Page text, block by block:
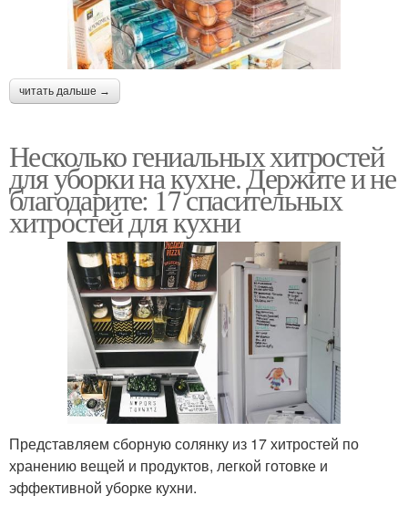
читать дальше →
Несколько гениальных хитростей
для уборки на кухне. Держите и не
благодарите: 17 спасительных
хитростей для кухни
Представляем сборную солянку из 17 хитростей по
хранению вещей и продуктов, легкой готовке и
эффективной уборке кухни.